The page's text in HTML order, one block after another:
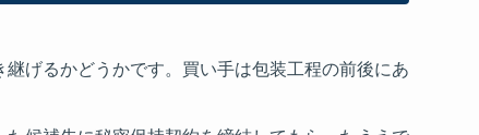
げるかどうかです。買い手は包装工程の前後にあ